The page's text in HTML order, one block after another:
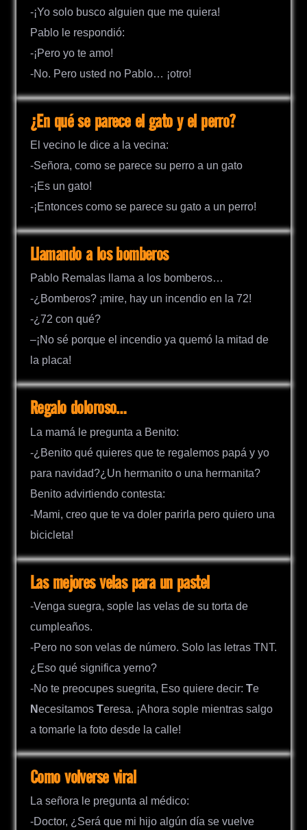
-¡Yo solo busco alguien que me quiera!
Pablo le respondió:
-¡Pero yo te amo!
-No. Pero usted no Pablo… ¡otro!
¿En qué se parece el gato y el perro?
El vecino le dice a la vecina:
-Señora, como se parece su perro a un gato
-¡Es un gato!
-¡Entonces como se parece su gato a un perro!
Llamando a los bomberos
Pablo Remalas llama a los bomberos…
-¿Bomberos? ¡mire, hay un incendio en la 72!
-¿72 con qué?
–¡No sé porque el incendio ya quemó la mitad de
la placa!
Regalo doloroso…
La mamá le pregunta a Benito:
-¿Benito qué quieres que te regalemos papá y yo
para navidad?¿Un hermanito o una hermanita?
Benito advirtiendo contesta:
-Mami, creo que te va doler parirla pero quiero una
bicicleta!
Las mejores velas para un pastel
-Venga suegra, sople las velas de su torta de
cumpleaños.
-Pero no son velas de número. Solo las letras TNT.
¿Eso qué significa yerno?
-No te preocupes suegrita, Eso quiere decir: Te
Necesitamos Teresa. ¡Ahora sople mientras salgo
a tomarle la foto desde la calle!
Como volverse viral
La señora le pregunta al médico:
-Doctor, ¿Será que mi hijo algún día se vuelve